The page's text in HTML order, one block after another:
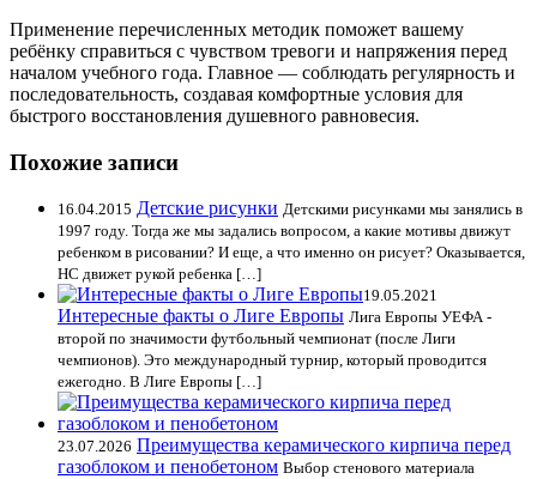
Применение перечисленных методик поможет вашему
ребёнку справиться с чувством тревоги и напряжения перед
началом учебного года. Главное — соблюдать регулярность и
последовательность, создавая комфортные условия для
быстрого восстановления душевного равновесия.
Похожие записи
16.04.2015 Детские рисунки Детскими рисунками мы занялись в
1997 году. Тогда же мы задались вопросом, а какие мотивы движут
ребенком в рисовании? И еще, а что именно он рисует? Оказывается,
НС движет рукой ребенка […]
19.05.2021
Интересные факты о Лиге Европы Лига Европы УЕФА -
второй по значимости футбольный чемпионат (после Лиги
чемпионов). Это международный турнир, который проводится
ежегодно. В Лиге Европы […]
23.07.2026 Преимущества керамического кирпича перед
газоблоком и пенобетоном Выбор стенового материала